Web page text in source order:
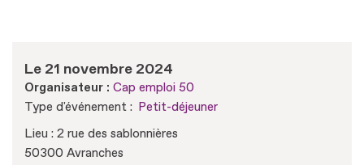
Le 21 novembre 2024
Organisateur : Cap emploi 50
Type d'événement : Petit-déjeuner
Lieu : 2 rue des sablonnières
50300 Avranches